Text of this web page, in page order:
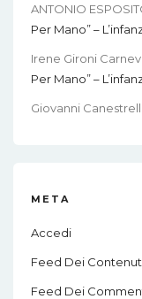
ANTONIO
Per Mano” –
Irene Gironi
Per Mano” –
Giovanni
META
Accedi
Feed Dei
Feed Dei